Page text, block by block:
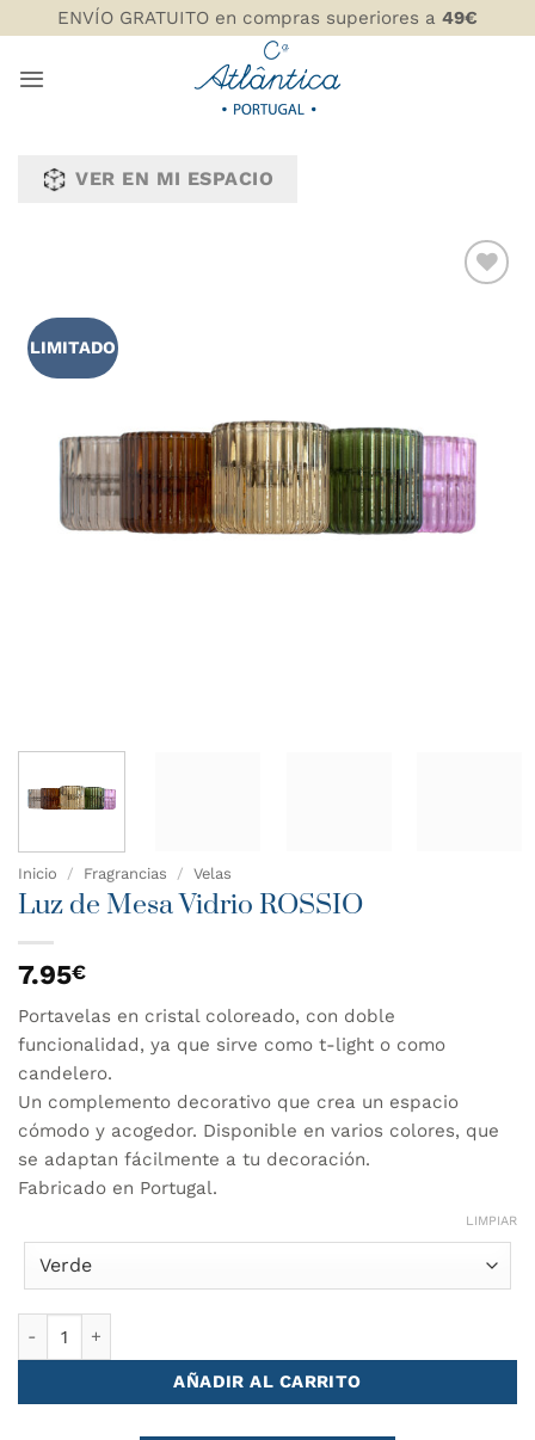
al
contenido
ENVÍO GRATUITO en compras superiores a 49€
VER EN MI ESPACIO
LIMITADO
Inicio / Fragrancias / Velas
Luz de Mesa Vidrio ROSSIO
7.95€
Portavelas en cristal coloreado, con doble
funcionalidad, ya que sirve como t-light o como
candelero.
Un complemento decorativo que crea un espacio
cómodo y acogedor. Disponible en varios colores, que
se adaptan fácilmente a tu decoración.
Fabricado en Portugal.
LIMPIAR
AÑADIR AL CARRITO